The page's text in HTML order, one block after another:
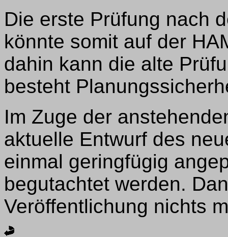
Die erste Prüfung nach
könnte somit auf der
dahin kann die alte
besteht
Im Zuge der
aktuelle Entwurf des
einmal geringfügig
begutachtet werden.
Veröffentlichung nichts